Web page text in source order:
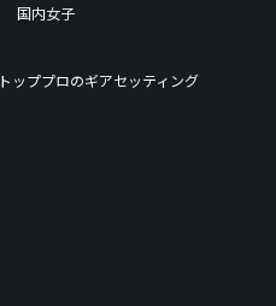
国内女子
トッププロのギアセッティング